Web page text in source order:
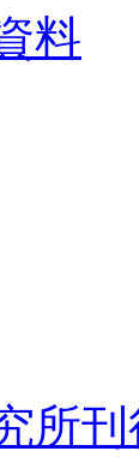
料
所